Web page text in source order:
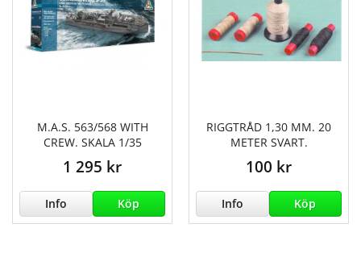
M.A.S. 563/568 WITH
CREW. SKALA 1/35
1 295 kr
Info Köp
RIGGTRÅD 1,30 MM. 20
METER SVART.
100 kr
Info Köp